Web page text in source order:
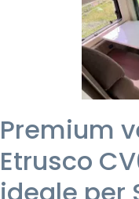
Premium
Etrusco